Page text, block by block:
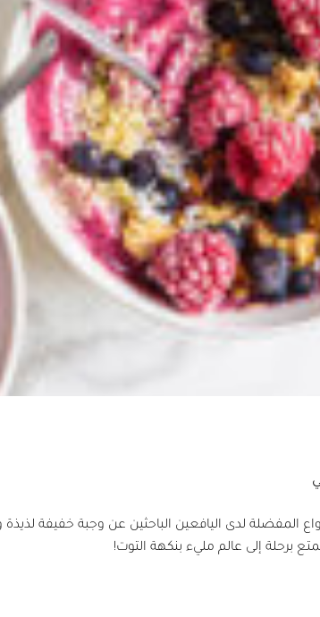
المفضلة لدى اليافعين الباحثين عن وجبة خفيفة لذيذة
برحلة إلى عالم مليء بنكهة التوت!